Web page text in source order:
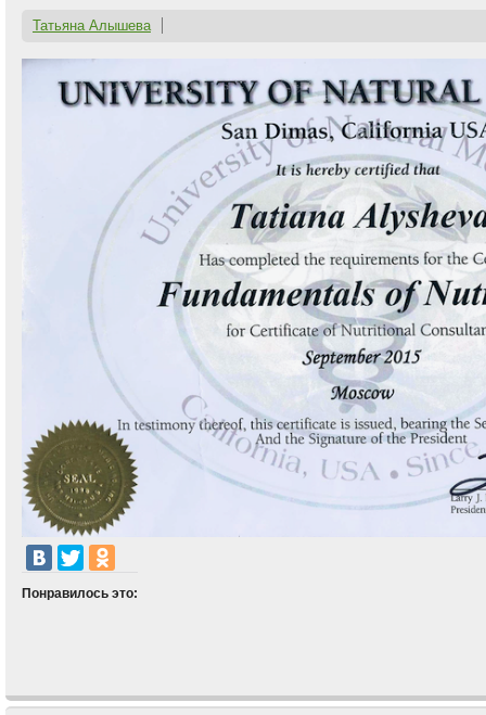
Татьяна Алышева
Понравилось это: